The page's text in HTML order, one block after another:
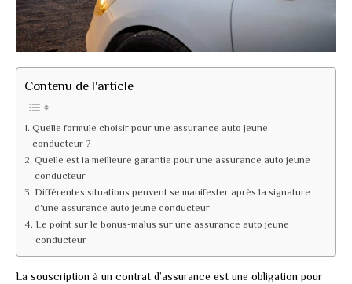
Contenu de l'article
Quelle formule choisir pour une assurance auto jeune
conducteur ?
Quelle est la meilleure garantie pour une assurance auto jeune
conducteur
Différentes situations peuvent se manifester après la signature
d’une assurance auto jeune conducteur
Le point sur le bonus-malus sur une assurance auto jeune
conducteur
La souscription à un contrat d’assurance est une obligation pour